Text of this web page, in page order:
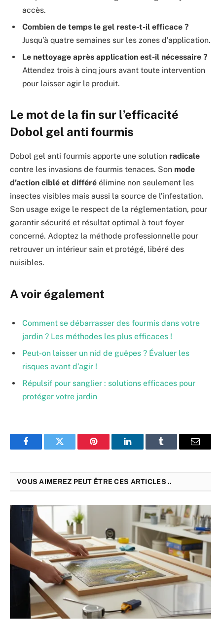
accès.
Combien de temps le gel reste-t-il efficace ?
Jusqu’à quatre semaines sur les zones d’application.
Le nettoyage après application est-il nécessaire ?
Attendez trois à cinq jours avant toute intervention
pour laisser agir le produit.
Le mot de la fin sur l’efficacité
Dobol gel anti fourmis
Dobol gel anti fourmis apporte une solution radicale
contre les invasions de fourmis tenaces. Son mode
d’action ciblé et différé élimine non seulement les
insectes visibles mais aussi la source de l’infestation.
Son usage exige le respect de la réglementation, pour
garantir sécurité et résultat optimal à tout foyer
concerné. Adoptez la méthode professionnelle pour
retrouver un intérieur sain et protégé, libéré des
nuisibles.
A voir également
Comment se débarrasser des fourmis dans votre
jardin ? Les méthodes les plus efficaces !
Peut-on laisser un nid de guêpes ? Évaluer les
risques avant d’agir !
Répulsif pour sanglier : solutions efficaces pour
protéger votre jardin
FacebookTwitter Pinterest LinkedInTumblr Email
VOUS AIMEREZ PEUT ÊTRE CES ARTICLES ..